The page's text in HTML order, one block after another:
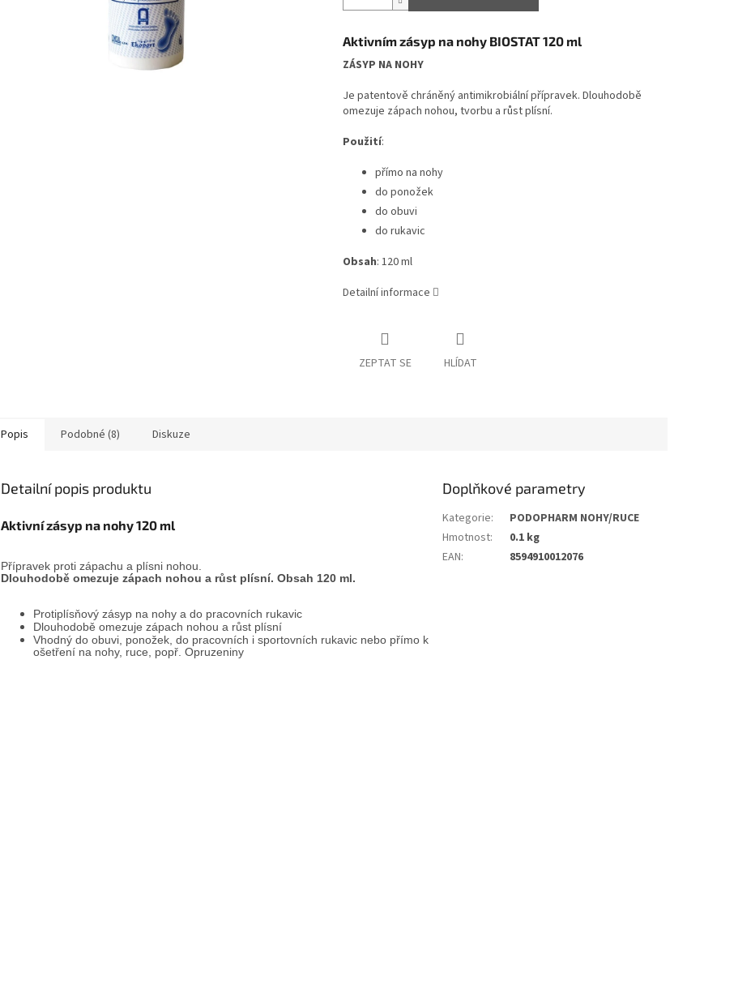
Aktivním zásyp na nohy BIOSTAT 120 ml
ZÁSYP NA NOHY
Je patentově chráněný antimikrobiální přípravek. Dlouhodobě
omezuje zápach nohou, tvorbu a růst plísní.
Použití:
přímo na nohy
do ponožek
do obuvi
do rukavic
Obsah: 120 ml
Detailní informace
ZEPTAT SE HLÍDAT
Popis Podobné (8) Diskuze
Detailní popis produktu
Aktivní zásyp na nohy 120 ml
Přípravek proti zápachu a plísni nohou.
Dlouhodobě omezuje zápach nohou a růst plísní. Obsah 120 ml.
Protiplísňový zásyp na nohy a do pracovních rukavic
Dlouhodobě omezuje zápach nohou a růst plísní
Vhodný do obuvi, ponožek, do pracovních i sportovních rukavic nebo přímo k
ošetření na nohy, ruce, popř. Opruzeniny
Doplňkové parametry
Kategorie:
PODOPHARM NOHY/RUCE
Hmotnost:
0.1 kg
EAN: 8594910012076